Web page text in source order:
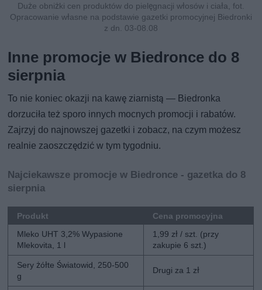
Duże obniżki cen produktów do pielęgnacji włosów i ciała, fot.
Opracowanie własne na podstawie gazetki promocyjnej Biedronki
z dn. 03-08.08
Inne promocje w Biedronce do 8
sierpnia
To nie koniec okazji na kawę ziarnistą — Biedronka
dorzuciła też sporo innych mocnych promocji i rabatów.
Zajrzyj do najnowszej gazetki i zobacz, na czym możesz
realnie zaoszczędzić w tym tygodniu.
Najciekawsze promocje w Biedronce - gazetka do 8
sierpnia
Produkt
Cena promocyjna
Mleko UHT 3,2% Wypasione
Mlekovita, 1 l
1,99 zł / szt. (przy
zakupie 6 szt.)
Sery żółte Światowid, 250-500
g
Drugi za 1 zł